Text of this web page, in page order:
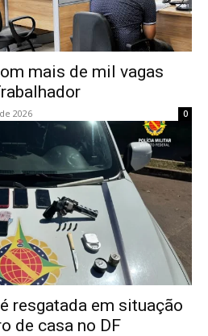
mais de mil vagas
2026 0
resgatada em situação
de casa no DF